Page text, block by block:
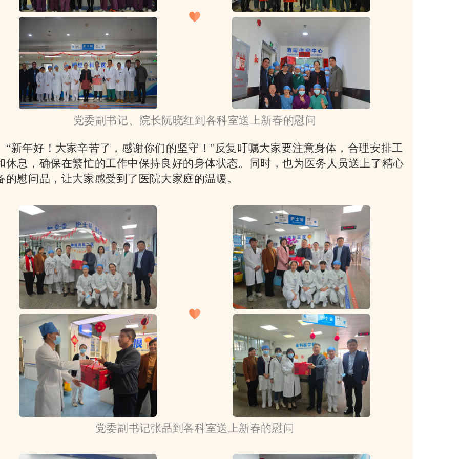
党委副书记、院长阮晓红到各科室送上新春的慰问
“新年好！大家辛苦了，感谢你们的坚守！”反复叮嘱大家要注意身体，合理安排工
休息，确保在繁忙的工作中保持良好的身体状态。同时，也为医务人员送上了精心
的慰问品，让大家感受到了医院大家庭的温暖。
党委副书记张品到各科室送上新春的慰问